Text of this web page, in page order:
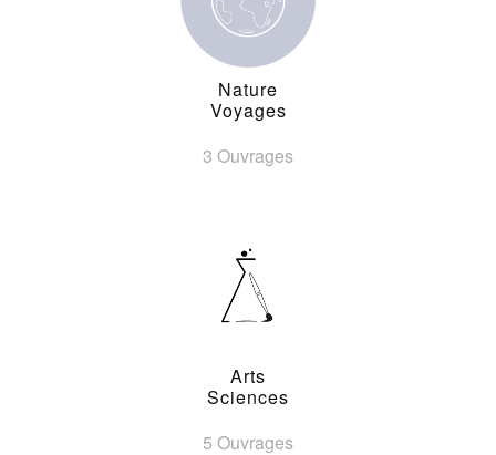
Nature
Voyages
3 Ouvrages
Arts
Sciences
5 Ouvrages